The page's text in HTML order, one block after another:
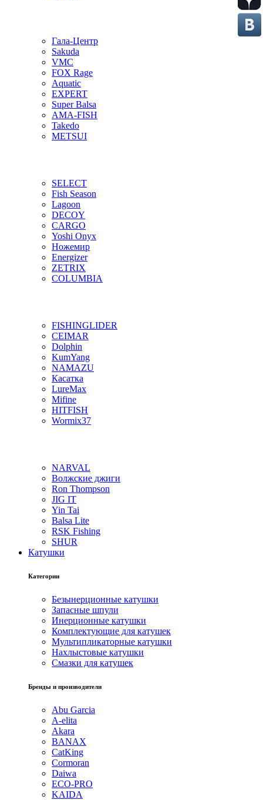
Гала-Центр
Sakuda
VMC
FOX Rage
Aquatic
EXPERT
Super Balsa
AMA-FISH
Takedo
METSUI
SELECT
Fish Season
Lagoon
DECOY
CARGO
Yoshi Onyx
Ножемир
Energizer
ZETRIX
COLUMBIA
FISHINGLIDER
CEIMAR
Dolphin
KumYang
NAMAZU
Касатка
LureMax
Mifine
HITFISH
Wormix37
NARVAL
Волжские джиги
Ron Thompson
JIG IT
Yin Tai
Balsa Lite
RSK Fishing
SHUR
Катушки
Категории
Безынерционные катушки
Запасные шпули
Инерционные катушки
Комплектующие для катушек
Мультипликаторные катушки
Нахлыстовые катушки
Смазки для катушек
Бренды и производители
Abu Garcia
A-elita
Akara
BANAX
CatKing
Cormoran
Daiwa
ECO-PRO
KAIDA